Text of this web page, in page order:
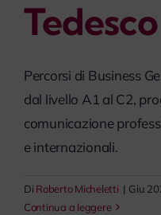
Percorsi di Business
dal livello A1 al C2,
comunicazione
e internazionali.
Di Roberto Micheletti | Giu
Continua a leggere